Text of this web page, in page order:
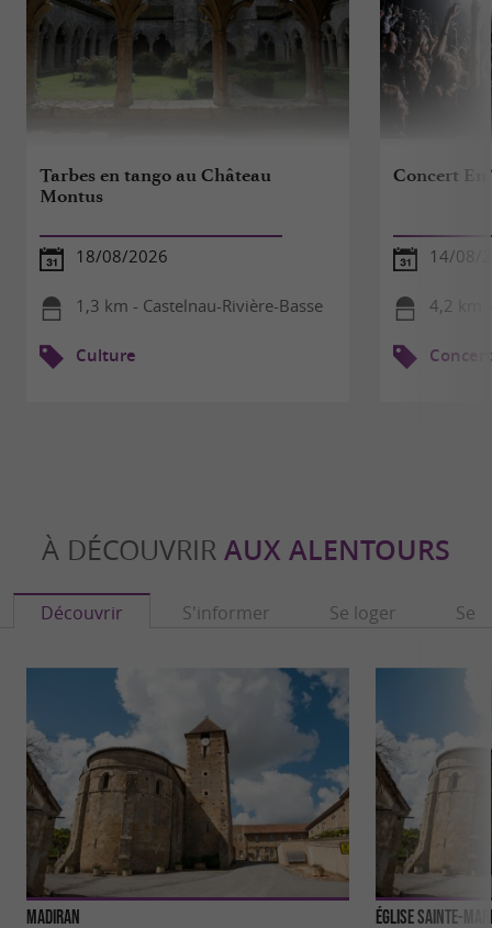
Tarbes en tango au Château
Montus
18/08/2026
1,3 km - Castelnau-Rivière-Basse
Culture
Concert
14/08/
4,2 km
À DÉCOUVRIR AUX ALENTOURS
Découvrir S'informer Se loger Se
Madiran Église Sainte-